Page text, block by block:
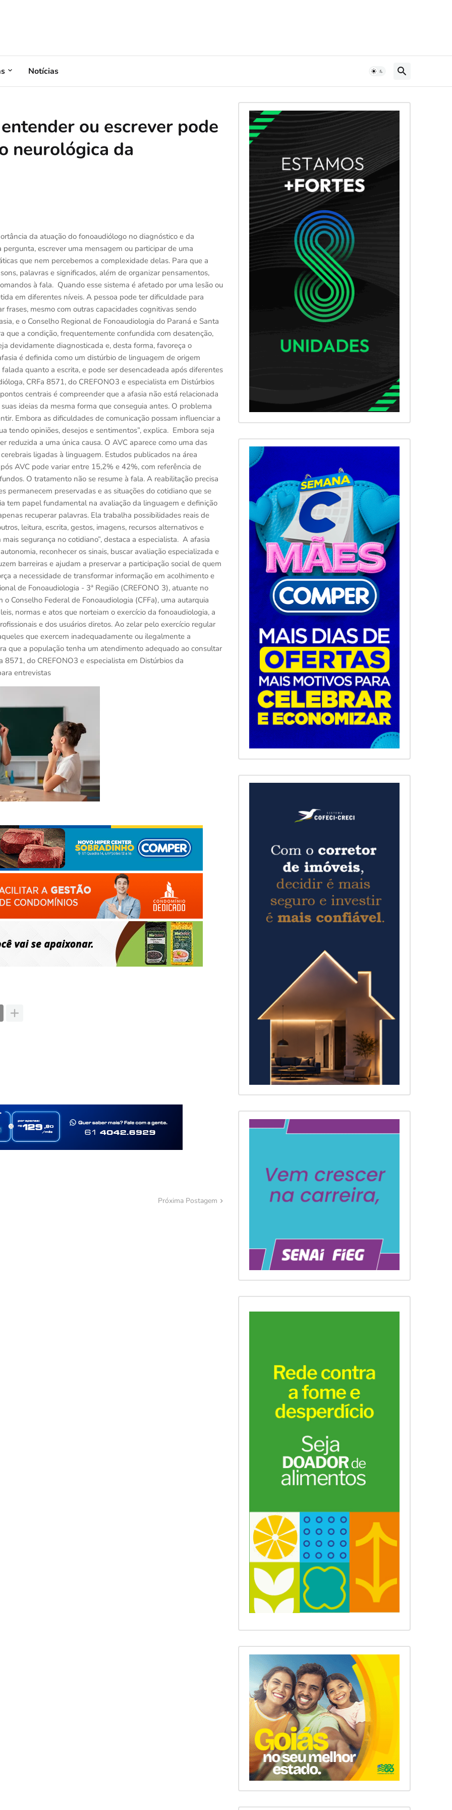
Notícias
ou escrever pode
neurológica da
da atuação do fonoaudiólogo no diagnóstico e da
escrever uma mensagem ou participar de uma
que nem percebemos a complexidade delas. Para que a
palavras e significados, além de organizar pensamentos,
à fala. Quando esse sistema é afetado por uma lesão ou
em diferentes níveis. A pessoa pode ter dificuldade para
mesmo com outras capacidades cognitivas sendo
e o Conselho Regional de Fonoaudiologia do Paraná e Santa
que a condição, frequentemente confundida com desatenção,
devidamente diagnosticada e, desta forma, favoreça o
é definida como um distúrbio de linguagem de origem
quanto a escrita, e pode ser desencadeada após diferentes
CRFa 8571, do CREFONO3 e especialista em Distúrbios
centrais é compreender que a afasia não está relacionada
ideias da mesma forma que conseguia antes. O problema
Embora as dificuldades de comunicação possam influenciar a
tendo opiniões, desejos e sentimentos”, explica. Embora seja
reduzida a uma única causa. O AVC aparece como uma das
ligadas à linguagem. Estudos publicados na área
AVC pode variar entre 15,2% e 42%, com referência de
O tratamento não se resume à fala. A reabilitação precisa
permanecem preservadas e as situações do cotidiano que se
tem papel fundamental na avaliação da linguagem e definição
recuperar palavras. Ela trabalha possibilidades reais de
leitura, escrita, gestos, imagens, recursos alternativos e
segurança no cotidiano”, destaca a especialista. A afasia
reconhecer os sinais, buscar avaliação especializada e
barreiras e ajudam a preservar a participação social de quem
a necessidade de transformar informação em acolhimento e
de Fonoaudiologia - 3ª Região (CREFONO 3), atuante no
Conselho Federal de Fonoaudiologia (CFFa), uma autarquia
normas e atos que norteiam o exercício da fonoaudiologia, a
e dos usuários diretos. Ao zelar pelo exercício regular
que exercem inadequadamente ou ilegalmente a
que a população tenha um atendimento adequado ao consultar
8571, do CREFONO3 e especialista em Distúrbios da
entrevistas
Próxima Postagem